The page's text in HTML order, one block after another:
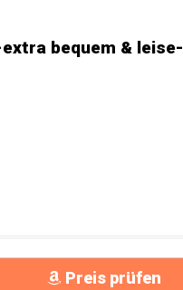
bequem & leise-
Preis prüfen